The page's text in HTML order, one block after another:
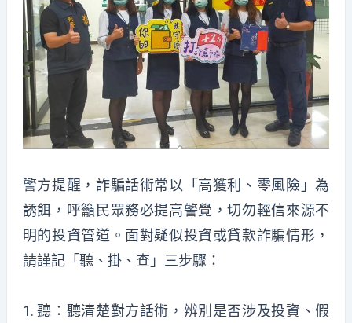
警方提醒，詐騙話術常以「高獲利、零風險」為
誘餌，呼籲民眾務必提高警覺，切勿輕信來源不
明的投資管道。面對疑似投資或貸款詐騙情形，
請謹記「聽、掛、查」三步驟：
1. 聽：聽清楚對方話術，辨別是否涉及投資、假